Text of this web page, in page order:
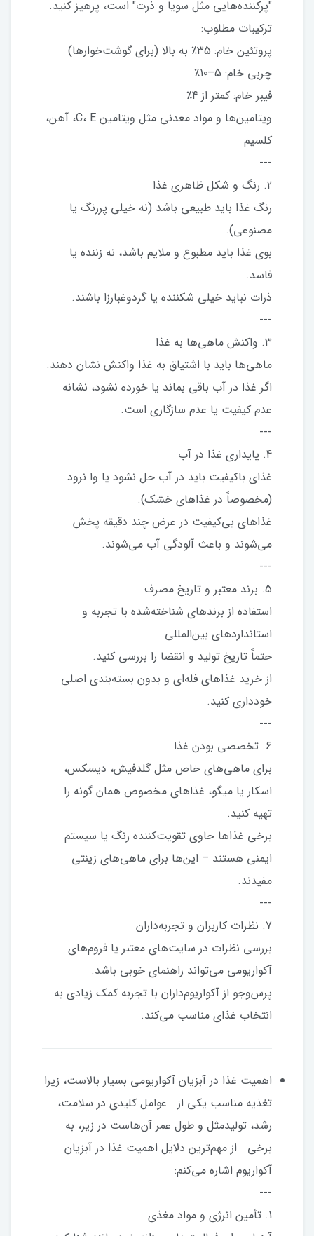
"پرکننده‌هایی مثل سویا و ذرت" است، پرهیز کنید.
ترکیبات مطلوب:
پروتئین خام: 35٪ به بالا (برای گوشت‌خوارها)
چربی خام: 5–10٪
فیبر خام: کمتر از 4٪
ویتامین‌ها و مواد معدنی مثل ویتامین C، E، آهن،
کلسیم
---
2. رنگ و شکل ظاهری غذا
رنگ غذا باید طبیعی باشد (نه خیلی پررنگ یا
مصنوعی).
بوی غذا باید مطبوع و ملایم باشد، نه زننده یا
فاسد.
ذرات نباید خیلی شکننده یا گردوغبارزا باشند.
---
3. واکنش ماهی‌ها به غذا
ماهی‌ها باید با اشتیاق به غذا واکنش نشان دهند.
اگر غذا در آب باقی بماند یا خورده نشود، نشانه
عدم کیفیت یا عدم سازگاری است.
---
4. پایداری غذا در آب
غذای باکیفیت باید در آب حل نشود یا وا نرود
(مخصوصاً در غذاهای خشک).
غذاهای بی‌کیفیت در عرض چند دقیقه پخش
می‌شوند و باعث آلودگی آب می‌شوند.
---
5. برند معتبر و تاریخ مصرف
استفاده از برندهای شناخته‌شده با تجربه و
استانداردهای بین‌المللی.
حتماً تاریخ تولید و انقضا را بررسی کنید.
از خرید غذاهای فله‌ای و بدون بسته‌بندی اصلی
خودداری کنید.
---
6. تخصصی بودن غذا
برای ماهی‌های خاص مثل گلدفیش، دیسکس،
اسکار یا میگو، غذاهای مخصوص همان گونه را
تهیه کنید.
برخی غذاها حاوی تقویت‌کننده رنگ یا سیستم
ایمنی هستند – این‌ها برای ماهی‌های زینتی
مفیدند.
---
7. نظرات کاربران و تجربه‌داران
بررسی نظرات در سایت‌های معتبر یا فروم‌های
آکواریومی می‌تواند راهنمای خوبی باشد.
پرس‌وجو از آکواریوم‌داران با تجربه کمک زیادی به
انتخاب غذای مناسب می‌کند.
اهمیت غذا در آبزیان آکواریومی بسیار بالاست، زیرا
تغذیه مناسب یکی از عوامل کلیدی در سلامت،
رشد، تولیدمثل و طول عمر آن‌هاست در زیر، به
برخی از مهم‌ترین دلایل اهمیت غذا در آبزیان
آکواریوم اشاره می‌کنم:
---
1. تأمین انرژی و مواد مغذی